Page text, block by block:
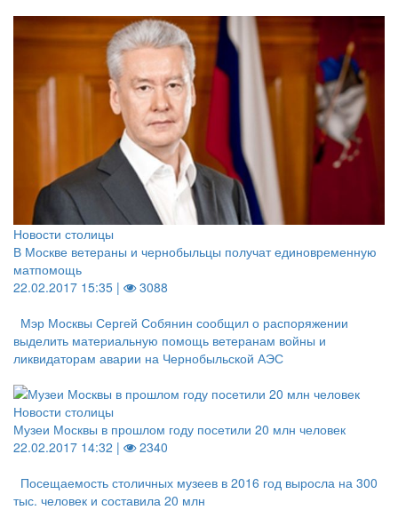
Новости столицы
В Москве ветераны и чернобыльцы получат единовременную
матпомощь
22.02.2017 15:35 |
3088
Мэр Москвы Сергей Собянин сообщил о распоряжении
выделить материальную помощь ветеранам войны и
ликвидаторам аварии на Чернобыльской АЭС
Новости столицы
Музеи Москвы в прошлом году посетили 20 млн человек
22.02.2017 14:32 |
2340
Посещаемость столичных музеев в 2016 год выросла на 300
тыс. человек и составила 20 млн